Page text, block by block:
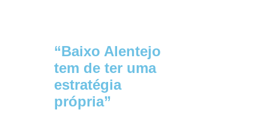
“Baixo Alentejo
tem de ter uma
estratégia
própria”